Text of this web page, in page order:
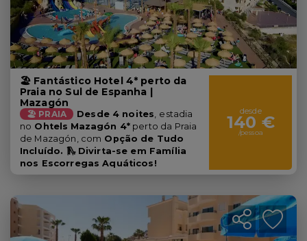
🏖️ Fantástico Hotel 4* perto da
Praia no Sul de Espanha |
Mazagón
🏖️ PRAIA Desde 4 noites, estadia
no Ohtels Mazagón 4* perto da Praia
de Mazagón, com Opção de Tudo
Incluído. 🛝 Divirta-se em Família
nos Escorregas Aquáticos!
desde
140 €
/pessoa